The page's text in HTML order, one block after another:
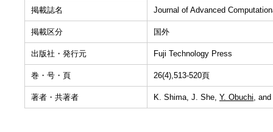
掲載誌名 Journal of Advanced
掲載区分 国外
出版社・発行元 Fuji Technology Press
巻・号・頁 26(4),513-520頁
著者・共著者 K. Shima, J. She, Y. Obuchi,